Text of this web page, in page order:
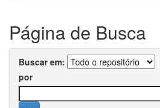
Página de Busca
Buscar em:
por